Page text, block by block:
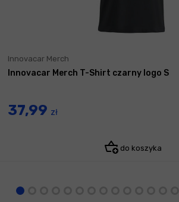
Innovacar Merch
Innovacar Merch T-Shirt czarny logo S
37,99 zł
do koszyka